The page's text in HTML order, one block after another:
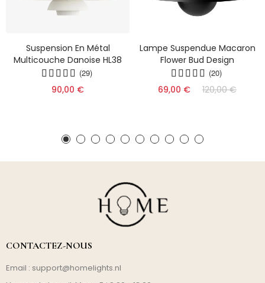
Suspension En Métal
Multicouche Danoise HL38
(29)
90,00 €
Lampe Suspendue Macaron
Flower Bud Design
(20)
69,00 € 120,00 €
CONTACTEZ-NOUS
Email : support@homelights.nl